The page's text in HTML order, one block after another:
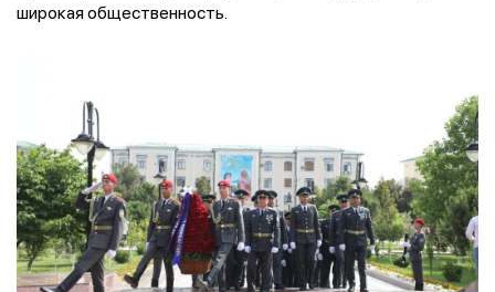
широкая общественность.